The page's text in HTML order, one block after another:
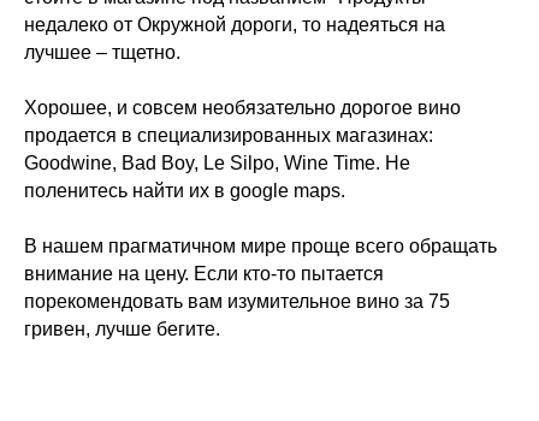
недалеко от Окружной дороги, то надеяться на
лучшее – тщетно.
Хорошее, и совсем необязательно дорогое вино
продается в специализированных магазинах:
Goodwine, Bad Boy, Le Silpo, Wine Time. Не
поленитесь найти их в google maps.
В нашем прагматичном мире проще всего обращать
внимание на цену. Если кто-то пытается
порекомендовать вам изумительное вино за 75
гривен, лучше бегите.